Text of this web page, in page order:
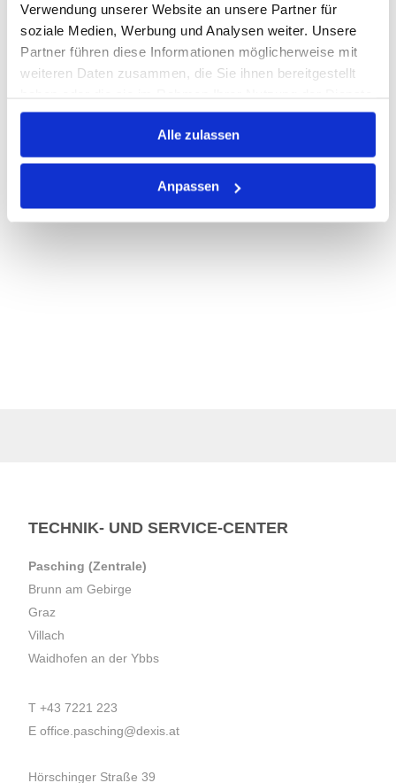
Verwendung unserer Website an unsere Partner für
soziale Medien, Werbung und Analysen weiter. Unsere
Partner führen diese Informationen möglicherweise mit
weiteren Daten zusammen, die Sie ihnen bereitgestellt
gesammelt haben.
Alle zulassen
Anpassen
PRODUKTBESCHREIBUNG
ALLE SPEZIFIKATIONEN
TECHNIK- UND SERVICE-CENTER
Pasching (Zentrale)
Brunn am Gebirge
Graz
Villach
Waidhofen an der Ybbs
T +43 7221 223
E office.pasching@dexis.at
Hörschinger Straße 39